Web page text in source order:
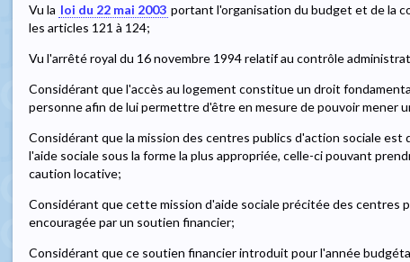
Vu la loi du 22 mai 2003 portant l'organisation du budget et de la
les articles 121 à 124;
Vu l'arrêté royal du 16 novembre 1994 relatif au contrôle
Considérant que l'accès au logement constitue un droit
personne afin de lui permettre d'être en mesure de pouvoir mener
Considérant que la mission des centres publics d'action sociale est
l'aide sociale sous la forme la plus appropriée, celle-ci pouvant
caution locative;
Considérant que cette mission d'aide sociale précitée des centres
encouragée par un soutien financier;
Considérant que ce soutien financier introduit pour l'année